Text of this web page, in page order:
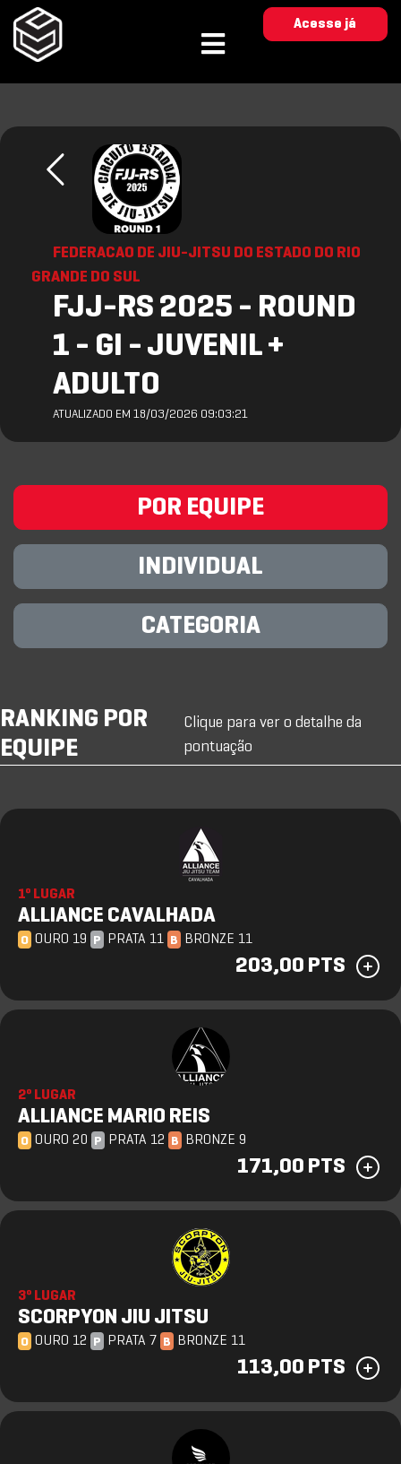
Acesse já
FEDERACAO DE JIU-JITSU DO ESTADO DO RIO
GRANDE DO SUL
FJJ-RS 2025 - ROUND
1 - GI - JUVENIL +
ADULTO
ATUALIZADO EM 18/03/2026 09:03:21
POR EQUIPE
INDIVIDUAL
CATEGORIA
RANKING POR
EQUIPE
Clique para ver o detalhe da
pontuação
1º LUGAR
ALLIANCE CAVALHADA
O OURO 19 P PRATA 11 B BRONZE 11
203,00 PTS
2º LUGAR
ALLIANCE MARIO REIS
O OURO 20 P PRATA 12 B BRONZE 9
171,00 PTS
3º LUGAR
SCORPYON JIU JITSU
O OURO 12 P PRATA 7 B BRONZE 11
113,00 PTS